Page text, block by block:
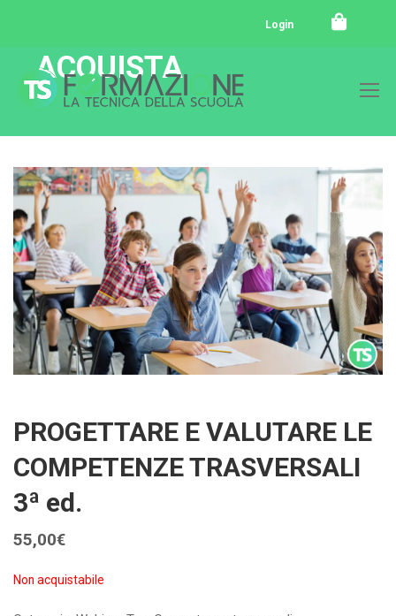
Login
ACQUISTA
PROGETTARE E VALUTARE LE
COMPETENZE TRASVERSALI
3ª ed.
55,00€
Non acquistabile